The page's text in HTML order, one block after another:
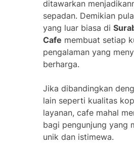
ditawarkan
sepadan. Demikian
yang luar biasa di
Cafe membuat setiap
pengalaman yang
berharga.
Jika dibandingkan
lain seperti kualitas
layanan, cafe mahal
bagi pengunjung yang
unik dan istimewa.